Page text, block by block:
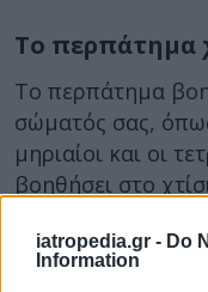
iatropedia.gr - Do
Information
Το περπάτημα
Το περπάτημα
σώματός σας, όπως
μηριαίοι και οι
βοηθήσει στο
όχι στον βαθμό
στο